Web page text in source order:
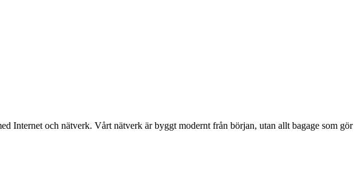
Internet och nätverk. Vårt nätverk är byggt modernt från början, utan allt bagage som gör